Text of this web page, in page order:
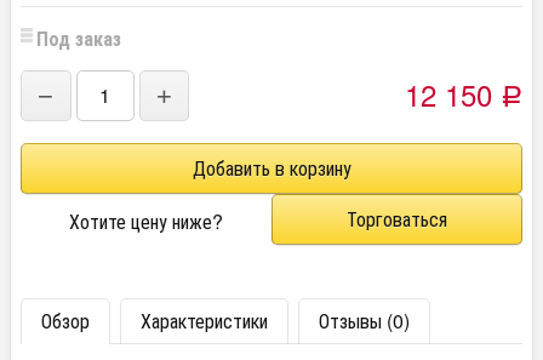
Под заказ
− + 12 150 Р
Хотите цену ниже? Торговаться
Обзор Характеристики
Отзывы (0)